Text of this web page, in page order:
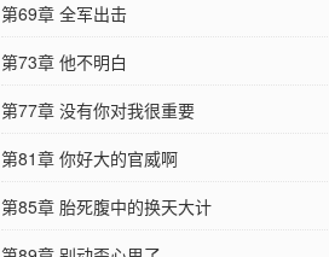
第69章 全军出击
第73章 他不明白
第77章 没有你对我很重要
第81章 你好大的官威啊
第85章 胎死腹中的换天大计